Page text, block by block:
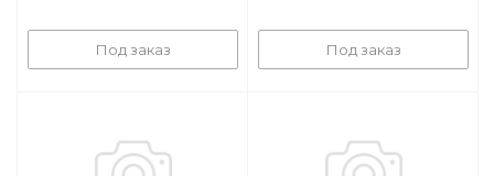
Под заказ Под заказ